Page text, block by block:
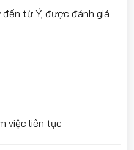
từ Ý, được đánh giá
việc liên tục